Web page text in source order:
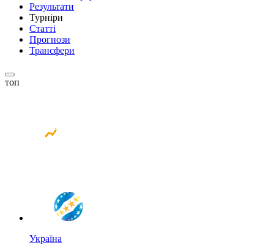
Результати
Турніри
Статті
Прогнози
Трансфери
топ
Україна